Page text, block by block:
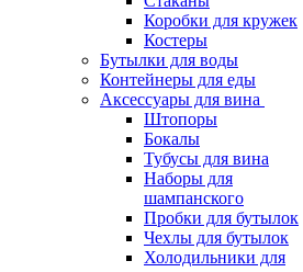
Коробки для кружек
Костеры
Бутылки для воды
Контейнеры для еды
Аксессуары для вина
Штопоры
Бокалы
Тубусы для вина
Наборы для
шампанского
Пробки для бутылок
Чехлы для бутылок
Холодильники для